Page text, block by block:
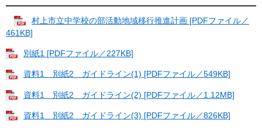
村上市立中学校の部活動地域移行推進計画 [PDFファイル／
461KB]
別紙1 [PDFファイル／227KB]
資料1 別紙2 ガイドライン(1) [PDFファイル／549KB]
資料1 別紙2 ガイドライン(2) [PDFファイル／1.12MB]
資料1 別紙2 ガイドライン(3) [PDFファイル／826KB]